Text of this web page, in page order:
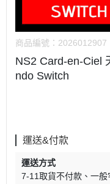
商品編號： 2026012907
NS2 Card-en-Ciel
ndo Switch
運送&付款
運送方式
7-11取貨不付款
一般